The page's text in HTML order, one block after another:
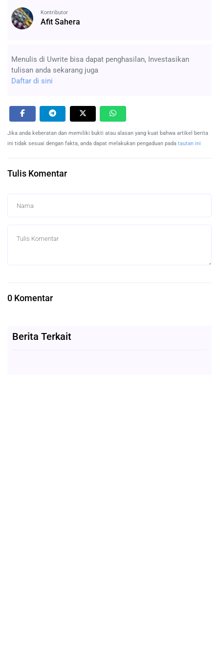
Kontributor
Afit Sahera
Menulis di Uwrite bisa dapat penghasilan, Investasikan
tulisan anda sekarang juga
Daftar di sini
Jika anda keberatan dan memiliki bukti atau alasan yang kuat bahwa artikel berita
ini tidak sesuai dengan fakta, anda dapat melakukan pengaduan pada tautan ini
Tulis Komentar
0 Komentar
Berita Terkait